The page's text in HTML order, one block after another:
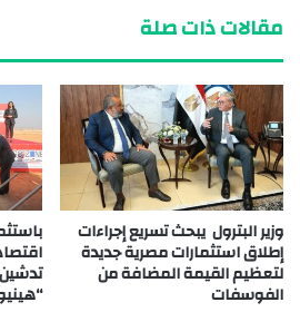
مقالات ذات صلة
وزير البترول يبحث تسريع إجراءات
إطلاق استثمارات مصرية جديدة
لتعظيم القيمة المضافة من
الفوسفات